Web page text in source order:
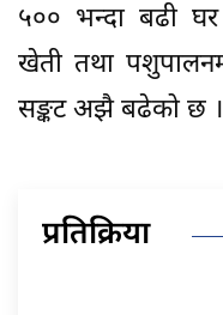
५०० भन्दा बढी
खेती तथा
सङ्कट अझै बढेको छ
प्रतिक्रिया